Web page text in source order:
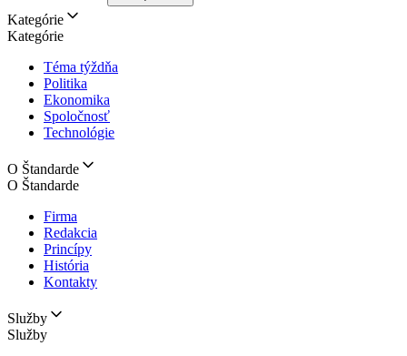
Kategórie
Kategórie
Téma týždňa
Politika
Ekonomika
Spoločnosť
Technológie
O Štandarde
O Štandarde
Firma
Redakcia
Princípy
História
Kontakty
Služby
Služby